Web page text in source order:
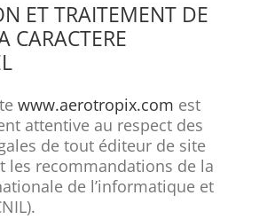
ET TRAITEMENT DE
CARACTERE
www.aerotropix.com est
attentive au respect des
de tout éditeur de site
les recommandations de la
de l’informatique et